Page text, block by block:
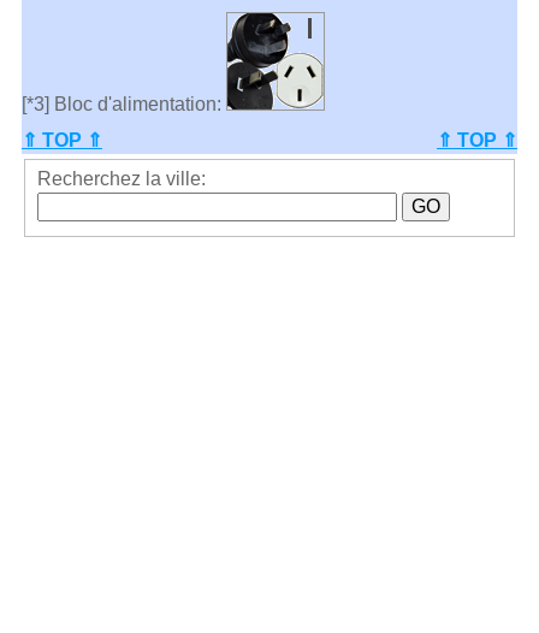
[*3] Bloc d'alimentation:
⇑ TOP ⇑
⇑ TOP ⇑
Recherchez la ville: